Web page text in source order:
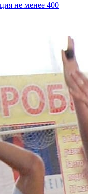
не менее 400